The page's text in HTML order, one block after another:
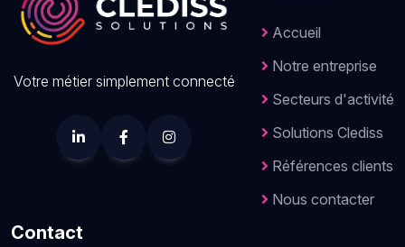
Votre métier simplement connecté
Accueil
Notre entreprise
Secteurs d'activité
Solutions Clediss
Références clients
Nous contacter
Contact